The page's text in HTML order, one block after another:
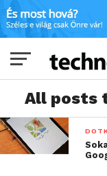
All posts